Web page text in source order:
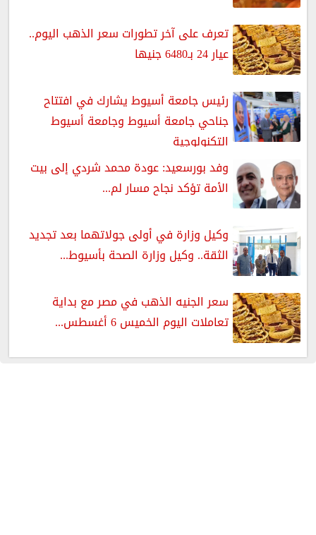
تعرف على آخر تطورات سعر الذهب اليوم..
عيار 24 بـ6480 جنيها
رئيس جامعة أسيوط يشارك في افتتاح
جناحي جامعة أسيوط وجامعة أسيوط
التكنولوجية
وفد بورسعيد: عودة محمد شردي إلى بيت
الأمة تؤكد نجاح مسار لم...
وكيل وزارة في أولى جولاتهما بعد تجديد
الثقة.. وكيل وزارة الصحة بأسيوط...
سعر الجنيه الذهب في مصر مع بداية
تعاملات اليوم الخميس 6 أغسطس...